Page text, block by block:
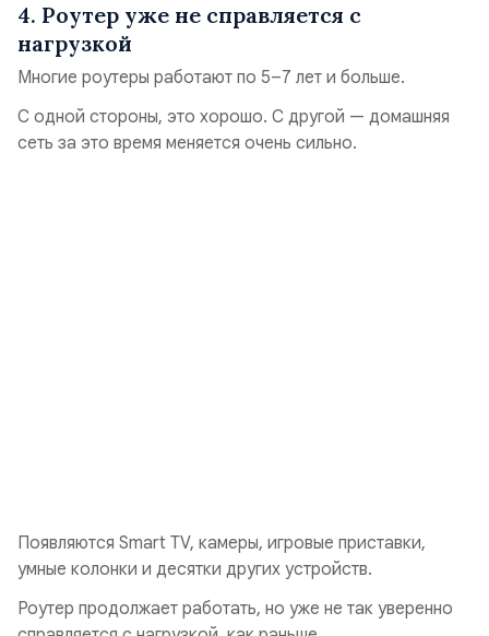
4. Роутер уже не справляется с
нагрузкой
Многие роутеры работают по 5–7 лет и больше.
С одной стороны, это хорошо. С другой — домашняя
сеть за это время меняется очень сильно.
Появляются Smart TV, камеры, игровые приставки,
умные колонки и десятки других устройств.
Роутер продолжает работать, но уже не так уверенно